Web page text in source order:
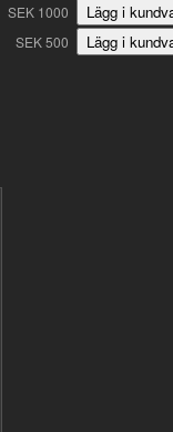
SEK 1000
SEK 500